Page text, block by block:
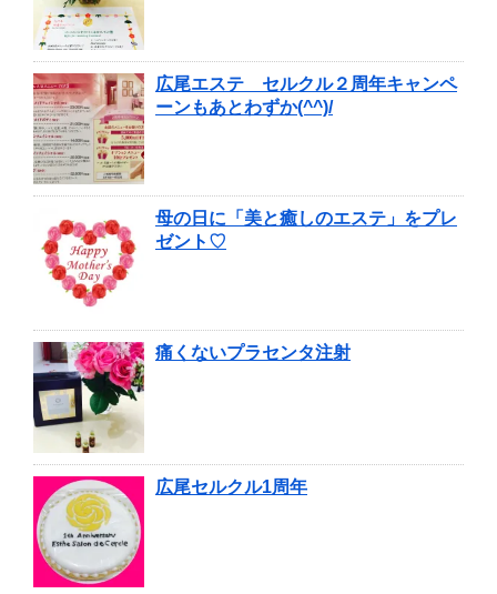
広尾エステ セルクル２周年キャンペ
ーンもあとわずか(^^)/
母の日に「美と癒しのエステ」をプレ
ゼント♡
痛くないプラセンタ注射
広尾セルクル1周年